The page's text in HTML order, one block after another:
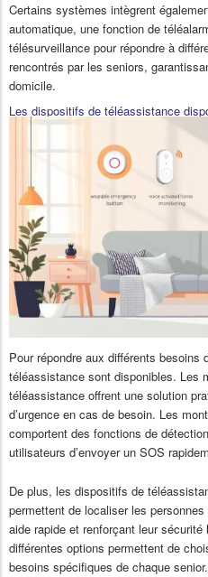
Certains systèmes intègrent
automatique, une fonction de
télésurveillance pour répondre à
rencontrés par les seniors,
domicile.
Les dispositifs de téléassistance
Pour répondre aux différents
téléassistance sont disponibles. Les
téléassistance offrent une solution
d’urgence en cas de besoin. Les
comportent des fonctions de
utilisateurs d’envoyer un SOS
De plus, les dispositifs de
permettent de localiser les
aide rapide et renforçant leur
différentes options permettent de
besoins spécifiques de chaque senior.